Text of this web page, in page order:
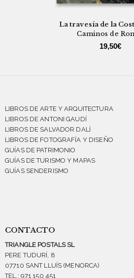
La travesía de la
Caminos de
19,50€
LIBROS DE ARTE Y ARQUITECTURA
LIBROS DE ANTONI GAUDÍ
LIBROS DE SALVADOR DALÍ
LIBROS DE FOTOGRAFÍA Y DISEÑO
GUÍAS DE PATRIMONIO
GUÍAS DE TURISMO Y MAPAS
GUÍAS SENDERISMO
CONTACTO
TRIANGLE POSTALS SL
PERE TUDURÍ, 8
07710 SANT LLUÍS (MENORCA)
TEL.: 971 150 451